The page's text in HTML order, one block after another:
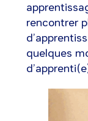
rencontrer
quelques